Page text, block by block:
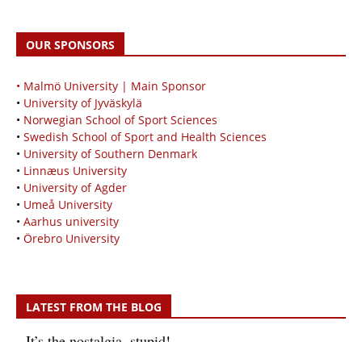
OUR SPONSORS
• Malmö University | Main Sponsor
• University of Jyväskylä
• Norwegian School of Sport Sciences
• Swedish School of Sport and Health Sciences
• University of Southern Denmark
• Linnæus University
• University of Agder
• Umeå University
• Aarhus university
• Örebro University
LATEST FROM THE BLOG